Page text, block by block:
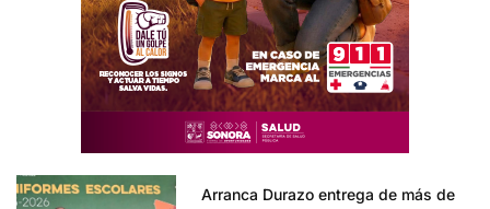
Arranca Durazo entrega de más de